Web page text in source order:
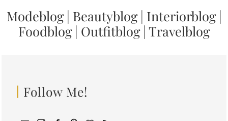
Modeblog| Beautyblog| Interiorblog|
Foodblog| Outfitblog| Travelblog
Follow Me!